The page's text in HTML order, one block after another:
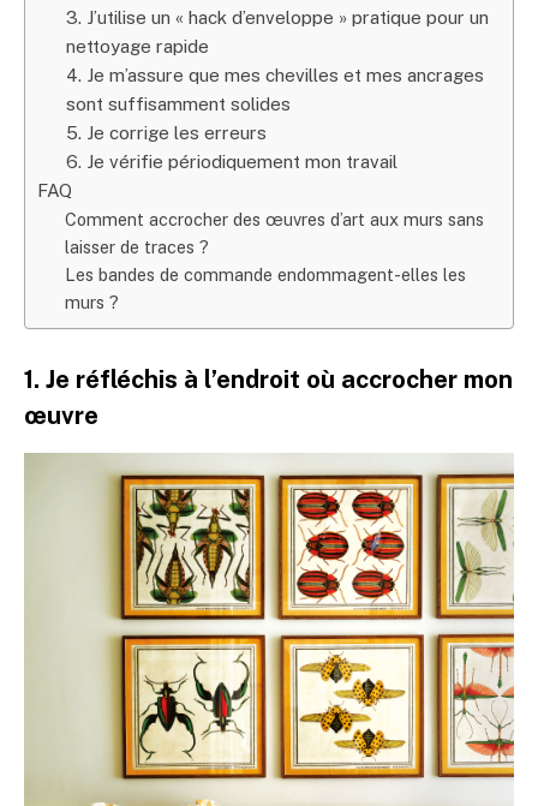
3. J’utilise un « hack d’enveloppe » pratique pour un
nettoyage rapide
4. Je m’assure que mes chevilles et mes ancrages
sont suffisamment solides
5. Je corrige les erreurs
6. Je vérifie périodiquement mon travail
FAQ
Comment accrocher des œuvres d’art aux murs sans
laisser de traces ?
Les bandes de commande endommagent-elles les
murs ?
1. Je réfléchis à l’endroit où accrocher mon
œuvre